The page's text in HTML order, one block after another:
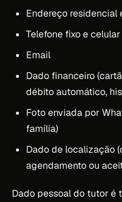
Endereço residencial
Telefone fixo e celular
Email
Dado financeiro
débito automático,
Foto enviada por
família)
Dado de localização
agendamento ou
Dado pessoal do tutor é